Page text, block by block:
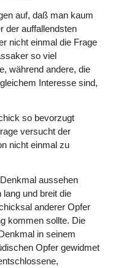
auf, daß man kaum
der auffallendsten
nicht einmal die Frage
so viel
während andere, die
Interesse sind,
so bevorzugt
versucht der
nicht einmal zu
aussehen
und breit die
anderer Opfer
kommen sollte. Die
in seinem
Opfer gewidmet